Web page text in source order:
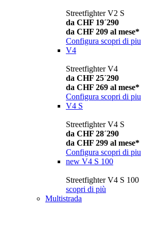
Streetfighter V2 S
da CHF 19´290
da CHF 209 al mese*
Configura scopri di piu
V4
Streetfighter V4
da CHF 25´290
da CHF 269 al mese*
Configura scopri di piu
V4 S
Streetfighter V4 S
da CHF 28´290
da CHF 299 al mese*
Configura scopri di piu
new V4 S 100
Streetfighter V4 S 100
scopri di più
Multistrada